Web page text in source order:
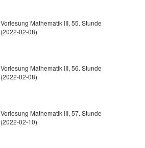
Vorlesung Mathematik III, 55. Stunde
(2022-02-08)
Vorlesung Mathematik III, 56. Stunde
(2022-02-08)
Vorlesung Mathematik III, 57. Stunde
(2022-02-10)